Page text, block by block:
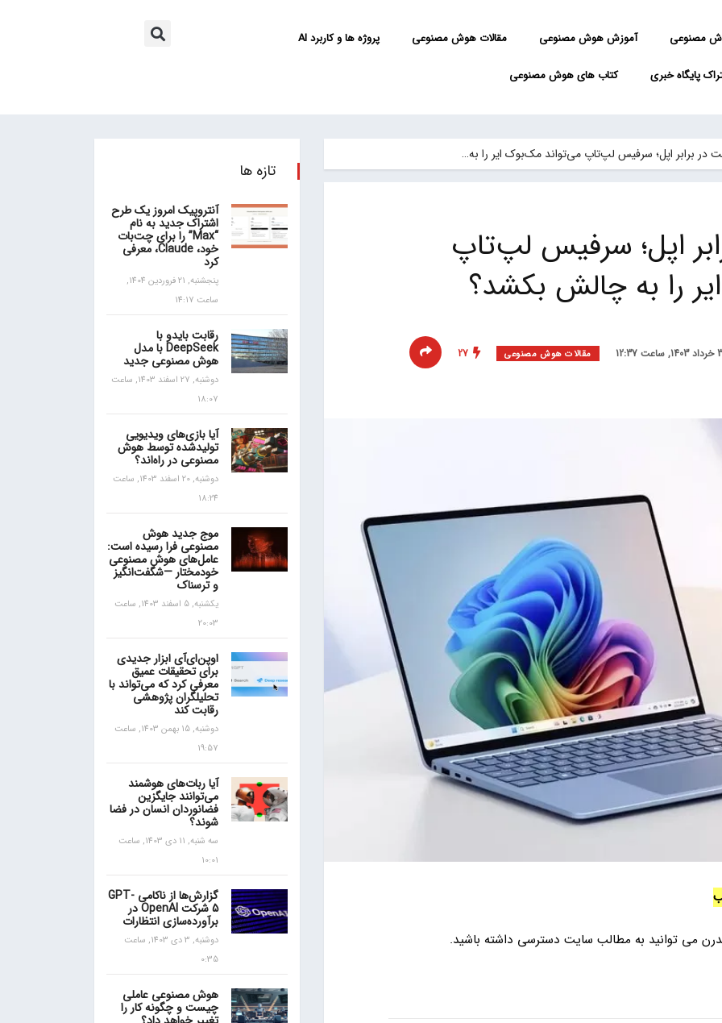
مصنوعی آموزش هوش مصنوعی مقالات هوش مصنوعی پروژه ها و کاربرد AI
پایگاه خبری کتاب های هوش مصنوعی
اپل؛ سرفیس لپ‌تاپ می‌تواند مک‌بوک ایر را به…
اپل؛ سرفیس لپ‌تاپ
را به چالش بکشد؟
مقالات هوش مصنوعی
27
می توانید به مطالب سایت دسترسی داشته باشید.
تازه ها
آنتروپیک امروز یک طرح
اشتراک جدید به نام
“Max” را برای چت‌بات
خود، Claude، معرفی
کرد
پنجشنبه, 21 فروردین 1404,
ساعت 14:17
رقابت بایدو با
DeepSeek با مدل
هوش مصنوعی جدید
دوشنبه, 27 اسفند 1403, ساعت
18:07
آیا بازی‌های ویدیویی
تولیدشده توسط هوش
مصنوعی در راه‌اند؟
دوشنبه, 20 اسفند 1403, ساعت
18:24
موج جدید هوش
مصنوعی فرا رسیده است:
عامل‌های هوش مصنوعی
خودمختار —شگفت‌انگیز
و ترسناک
یکشنبه, 5 اسفند 1403, ساعت
20:03
اوپن‌ای‌آی ابزار جدیدی
برای تحقیقات عمیق
معرفی کرد که می‌تواند با
تحلیلگران پژوهشی
رقابت کند
دوشنبه, 15 بهمن 1403, ساعت
19:57
آیا ربات‌های هوشمند
می‌توانند جایگزین
فضانوردان انسان در فضا
شوند؟
سه شنبه, 11 دی 1403, ساعت
10:01
گزارش‌ها از ناکامی GPT-
5 شرکت OpenAI در
برآورده‌سازی انتظارات
دوشنبه, 3 دی 1403, ساعت
0:35
هوش مصنوعی عاملی
چیست و چگونه کار را